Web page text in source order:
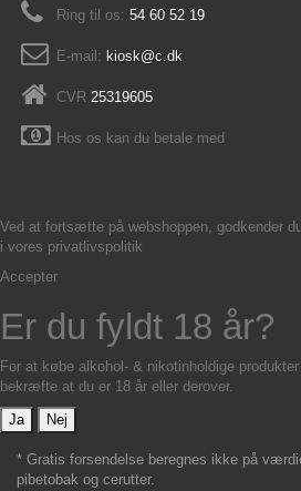
Ring til os: 54 60 52 19
E-mail: kiosk@c.dk
CVR 25319605
Hos os kan du betale med
Ved at fortsætte på webshoppen, godkender
i vores privatlivspolitik
Accepter
Er du fyldt 18 år?
For at købe alkohol- & nikotinholdige
bekræfte at du er 18 år eller derover.
Ja
Nej
* Gratis forsendelse beregnes ikke på
pibetobak og cerutter.